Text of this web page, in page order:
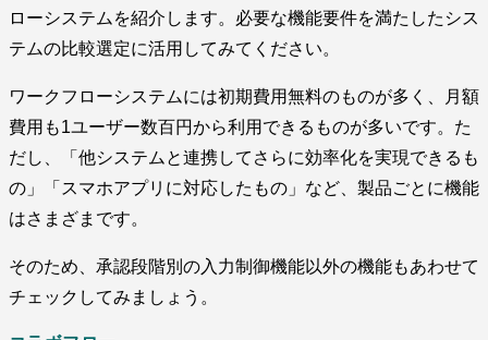
ローシステムを紹介します。必要な機能要件を満たしたシス
テムの比較選定に活用してみてください。
ワークフローシステムには初期費用無料のものが多く、月額
費用も1ユーザー数百円から利用できるものが多いです。た
だし、「他システムと連携してさらに効率化を実現できるも
の」「スマホアプリに対応したもの」など、製品ごとに機能
はさまざまです。
そのため、承認段階別の入力制御機能以外の機能もあわせて
チェックしてみましょう。